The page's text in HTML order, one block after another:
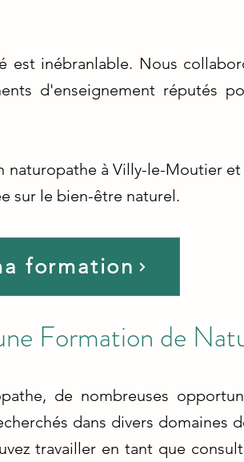
inébranlable. Nous
d'enseignement réputés
à Villy-le-Moutier et
sur le bien-être naturel.
formation
Formation de
de nombreuses
dans divers domaines
travailler en tant que